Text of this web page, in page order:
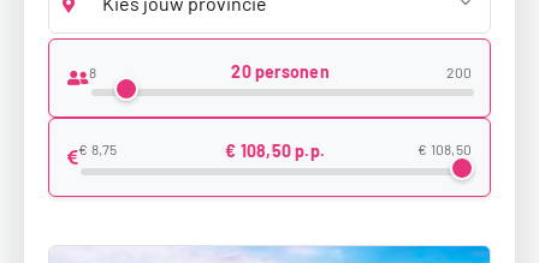
8 20 personen 200
€ 8,75 € 108,50 p.p. € 108,50